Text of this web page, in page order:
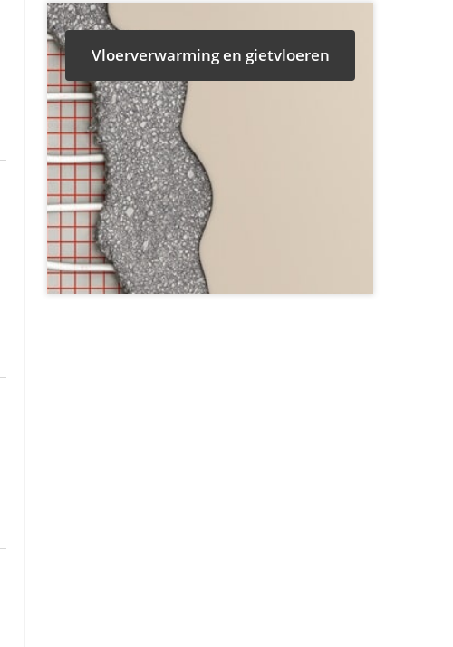
Vloerverwarming en gietvloeren